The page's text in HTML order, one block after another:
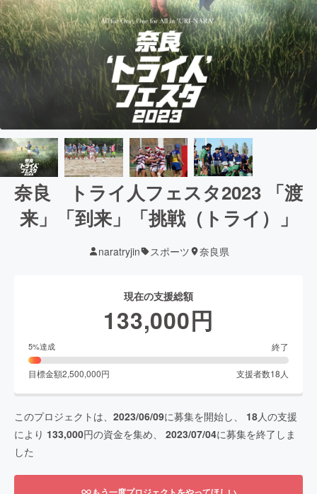
奈良 トライ人フェスタ2023 「渡
来」「到来」「挑戦（トライ）」
naratryjin スポーツ 奈良県
現在の支援総額
133,000円
5%達成 終了
目標金額2,500,000円 支援者数18 人
このプロジェクトは、 2023/06/09に募集を開始し、 18人の支援
により 133,000円の資金を集め、 2023/07/04に募集を終了しま
した